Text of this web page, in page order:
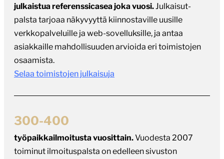
julkaistua referenssicasea joka vuosi. Julkaisut-
palsta tarjoaa näkyvyyttä kiinnostaville uusille
verkkopalveluille ja web-sovelluksille, ja antaa
asiakkaille mahdollisuuden arvioida eri toimistojen
osaamista.
Selaa toimistojen julkaisuja
300-400
työpaikkailmoitusta vuosittain.Vuodesta 2007
toiminut ilmoituspalsta on edelleen sivuston